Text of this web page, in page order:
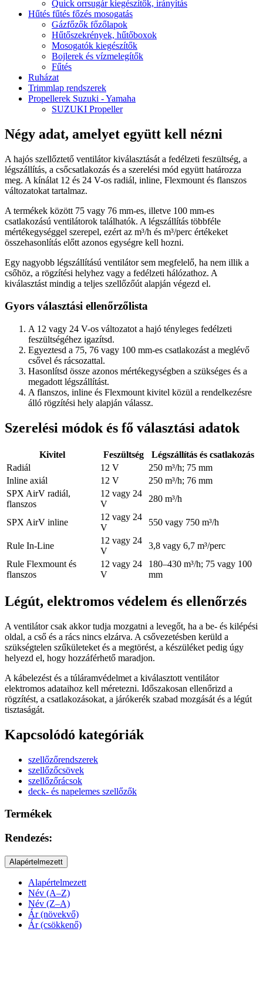
Quick orrsugár kiegészítők, irányítás
Hűtés fűtés főzés mosogatás
Gázfőzők főzőlapok
Hűtőszekrények, hűtőboxok
Mosogatók kiegészítők
Bojlerek és vízmelegítők
Fűtés
Ruházat
Trimmlap rendszerek
Propellerek Suzuki - Yamaha
SUZUKI Propeller
Négy adat, amelyet együtt kell nézni
A hajós szellőztető ventilátor kiválasztását a fedélzeti feszültség, a
légszállítás, a csőcsatlakozás és a szerelési mód együtt határozza
meg. A kínálat 12 és 24 V-os radiál, inline, Flexmount és flanszos
változatokat tartalmaz.
A termékek között 75 vagy 76 mm-es, illetve 100 mm-es
csatlakozású ventilátorok találhatók. A légszállítás többféle
mértékegységgel szerepel, ezért az m³/h és m³/perc értékeket
összehasonlítás előtt azonos egységre kell hozni.
Egy nagyobb légszállítású ventilátor sem megfelelő, ha nem illik a
csőhöz, a rögzítési helyhez vagy a fedélzeti hálózathoz. A
kiválasztást mindig a teljes szellőzőút alapján végezd el.
Gyors választási ellenőrzőlista
A 12 vagy 24 V-os változatot a hajó tényleges fedélzeti
feszültségéhez igazítsd.
Egyeztesd a 75, 76 vagy 100 mm-es csatlakozást a meglévő
csővel és rácsozattal.
Hasonlítsd össze azonos mértékegységben a szükséges és a
megadott légszállítást.
A flanszos, inline és Flexmount kivitel közül a rendelkezésre
álló rögzítési hely alapján válassz.
Szerelési módok és fő választási adatok
Kivitel Feszültség
Légszállítás és csatlakozás
Radiál
12 V
250 m³/h; 75 mm
Inline axiál
12 V
250 m³/h; 76 mm
SPX AirV radiál,
flanszos
12 vagy 24
V
280 m³/h
SPX AirV inline
12 vagy 24
V
550 vagy 750 m³/h
Rule In-Line
12 vagy 24
V
3,8 vagy 6,7 m³/perc
Rule Flexmount és
flanszos
12 vagy 24
V
180–430 m³/h; 75 vagy 100
mm
Légút, elektromos védelem és ellenőrzés
A ventilátor csak akkor tudja mozgatni a levegőt, ha a be- és kilépési
oldal, a cső és a rács nincs elzárva. A csővezetésben kerüld a
szükségtelen szűkületeket és a megtörést, a készüléket pedig úgy
helyezd el, hogy hozzáférhető maradjon.
A kábelezést és a túláramvédelmet a kiválasztott ventilátor
elektromos adataihoz kell méretezni. Időszakosan ellenőrizd a
rögzítést, a csatlakozásokat, a járókerék szabad mozgását és a légút
tisztaságát.
Kapcsolódó kategóriák
szellőzőrendszerek
szellőzőcsövek
szellőzőrácsok
deck- és napelemes szellőzők
Termékek
Rendezés:
Alapértelmezett
Alapértelmezett
Név (A–Z)
Név (Z–A)
Ár (növekvő)
Ár (csökkenő)